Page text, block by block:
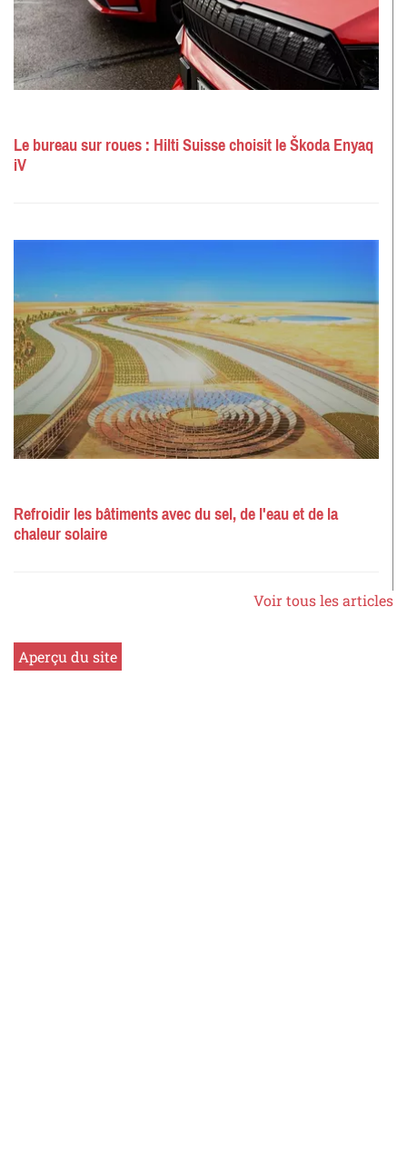
Le bureau sur roues : Hilti Suisse choisit le Škoda Enyaq
iV
Refroidir les bâtiments avec du sel, de l'eau et de la
chaleur solaire
Voir tous les articles
Aperçu du site